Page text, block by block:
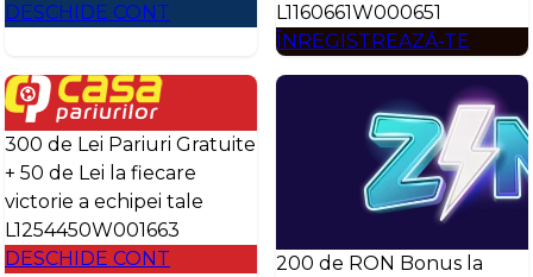
DESCHIDE CONT
L1160661W000651
ÎNREGISTREAZĂ-TE
300 de Lei Pariuri Gratuite
+ 50 de Lei la fiecare
victorie a echipei tale
L1254450W001663
DESCHIDE CONT
200 de RON Bonus la